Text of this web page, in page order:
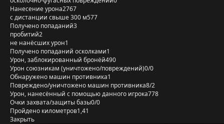
Нанесение урона2767
с дистанции свыше 300 м577
Получено попаданий3
пробитий2
не нанёсших урон1
Получено попаданий осколками1
Урон, заблокированный бронёй490
Урон союзникам (уничтожено/повреждений)0/0
Обнаружено машин противника1
Повреждено/уничтожено машин противника8/2
Урон, нанесённый с помощью данного игрока778
Очки захвата/защиты базы0/0
Пройдено километров1,41
Закрыть